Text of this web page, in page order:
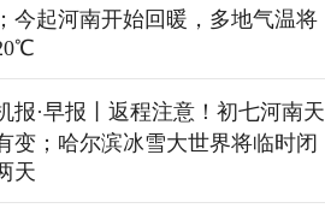
今起河南开始回暖，多地气温将
报·早报丨返程注意！初七河南天
变；哈尔滨冰雪大世界将临时闭
天